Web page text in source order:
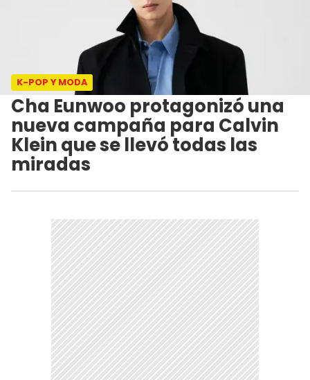
K-POP Y MODA
Cha Eunwoo protagonizó una
nueva campaña para Calvin
Klein que se llevó todas las
miradas